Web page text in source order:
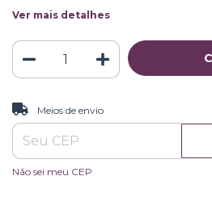
Ver mais detalhes
Entregas para o CEP:
Meios de envio
Não sei meu CEP